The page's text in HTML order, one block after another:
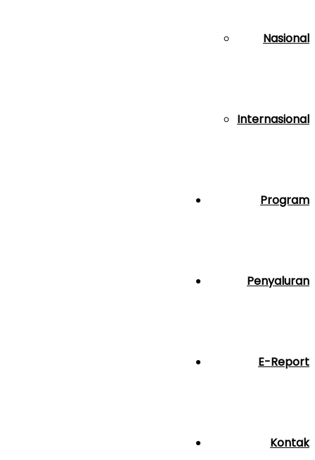
Nasional
Internasional
Program
Penyaluran
E-Report
Kontak